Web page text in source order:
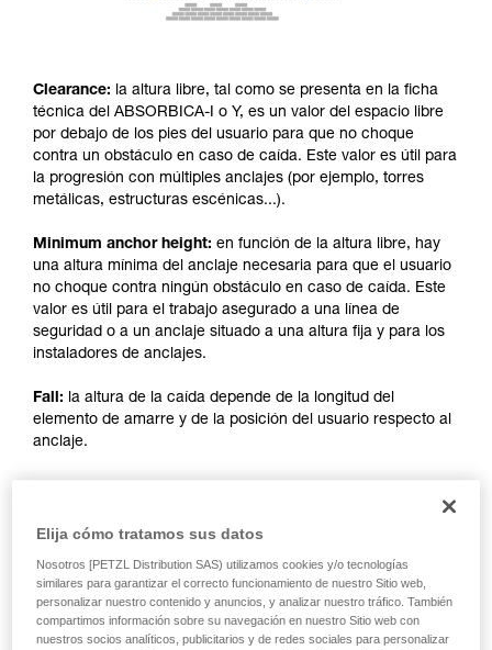
Clearance: la altura libre, tal como se presenta en la ficha
técnica del ABSORBICA-I o Y, es un valor del espacio libre
por debajo de los pies del usuario para que no choque
contra un obstáculo en caso de caída. Este valor es útil para
la progresión con múltiples anclajes (por ejemplo, torres
metálicas, estructuras escénicas...).
Minimum anchor height: en función de la altura libre, hay
una altura mínima del anclaje necesaria para que el usuario
no choque contra ningún obstáculo en caso de caída. Este
valor es útil para el trabajo asegurado a una línea de
seguridad o a un anclaje situado a una altura fija y para los
instaladores de anclajes.
Fall: la altura de la caída depende de la longitud del
elemento de amarre y de la posición del usuario respecto al
anclaje.
DESPUÉS DE 2024
Referencias afectadas: L010AB00, L011AB00, L012AB00,
L012BB00, L012CB00, L013AB01, L014AB01, L014BB01,
L014CB01, L015AB00, L015BB00, L016AB00.
Elija cómo tratamos sus datos
Nosotros [PETZL Distribution SAS) utilizamos cookies y/o tecnologías
similares para garantizar el correcto funcionamiento de nuestro Sitio web,
personalizar nuestro contenido y anuncios, y analizar nuestro tráfico. También
compartimos información sobre su navegación en nuestro Sitio web con
nuestros socios analíticos, publicitarios y de redes sociales para personalizar